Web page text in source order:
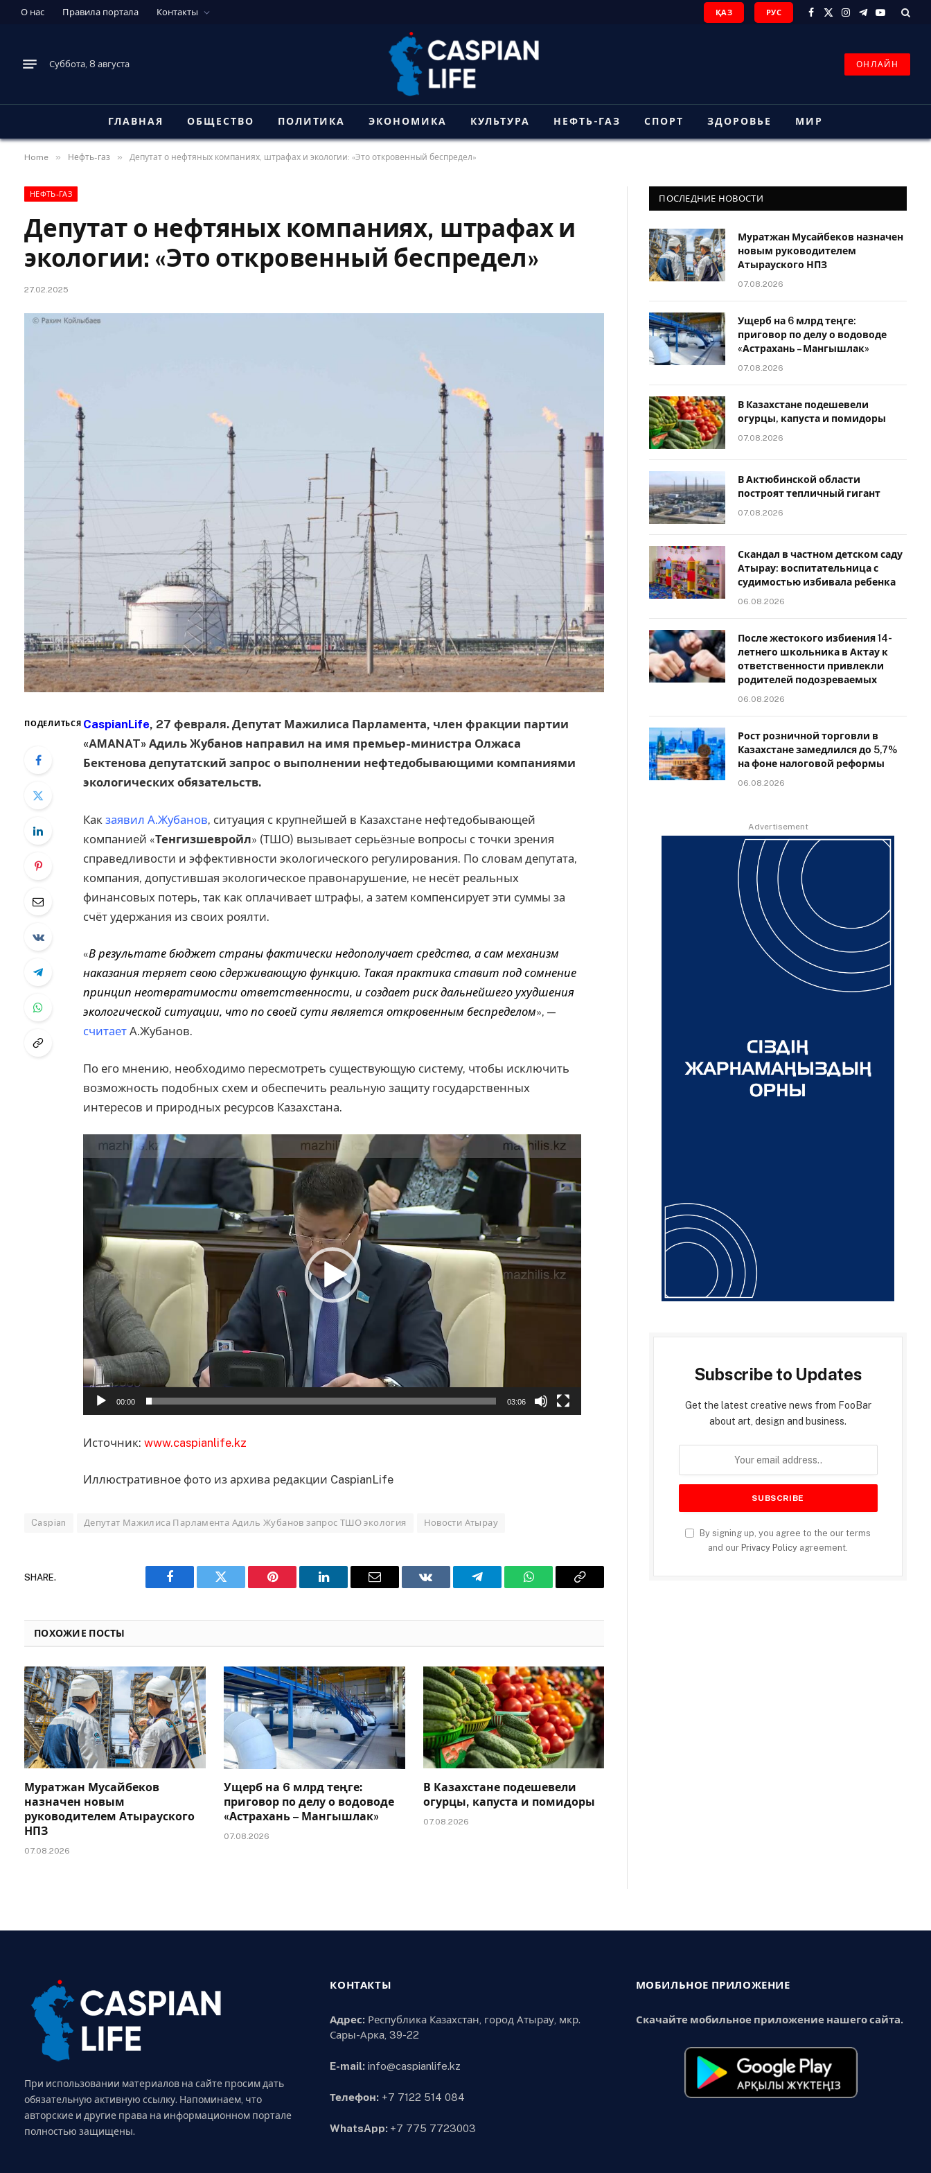
О нас Правила портала Контакты ҚАЗ РУС
Facebook
X
Instagram
Telegram
YouTube
Суббота, 8 августа ОНЛАЙН
ГЛАВНАЯ ОБЩЕСТВО ПОЛИТИКА ЭКОНОМИКА КУЛЬТУРА НЕФТЬ-ГАЗ СПОРТ ЗДОРОВЬЕ МИР
Home » Нефть-газ » Депутат о нефтяных компаниях, штрафах и экологии: «Это откровенный беспредел»
НЕФТЬ-ГАЗ
Депутат о нефтяных компаниях, штрафах и
экологии: «Это откровенный беспредел»
27.02.2025
ПОДЕЛИТЬСЯ CaspianLife, 27 февраля. Депутат Мажилиса Парламента, член фракции партии
«AMANAT» Адиль Жубанов направил на имя премьер-министра Олжаса
Бектенова депутатский запрос о выполнении нефтедобывающими компаниями
экологических обязательств.
Как заявил А.Жубанов, ситуация с крупнейшей в Казахстане нефтедобывающей
компанией «Тенгизшевройл» (ТШО) вызывает серьёзные вопросы с точки зрения
справедливости и эффективности экологического регулирования. По словам депутата,
компания, допустившая экологическое правонарушение, не несёт реальных
финансовых потерь, так как оплачивает штрафы, а затем компенсирует эти суммы за
счёт удержания из своих роялти.
«В результате бюджет страны фактически недополучает средства, а сам механизм
наказания теряет свою сдерживающую функцию. Такая практика ставит под сомнение
принцип неотвратимости ответственности, и создает риск дальнейшего ухудшения
экологической ситуации, что по своей сути является откровенным беспределом», —
считаетА.Жубанов.
По его мнению, необходимо пересмотреть существующую систему, чтобы исключить
возможность подобных схем и обеспечить реальную защиту государственных
интересов и природных ресурсов Казахстана.
Видеоплеер
00:00 03:06
Источник: www.caspianlife.kz
Иллюстративное фото из архива редакции CaspianLife
Caspian Депутат Мажилиса Парламента Адиль Жубанов запрос ТШО экология Новости Атырау
SHARE.
Facebook Twitter Pinterest LinkedIn Email VKontakteTelegram WhatsAppCopy
ПОХОЖИЕ ПОСТЫ
Муратжан Мусайбеков
назначен новым
руководителем Атырауского
НПЗ
07.08.2026
Ущерб на 6 млрд теңге:
приговор по делу о водоводе
«Астрахань – Мангышлак»
07.08.2026
В Казахстане подешевели
огурцы, капуста и помидоры
07.08.2026
ПОСЛЕДНИЕ НОВОСТИ
Муратжан Мусайбеков назначен
новым руководителем
Атырауского НПЗ
07.08.2026
Ущерб на 6 млрд теңге:
приговор по делу о водоводе
«Астрахань – Мангышлак»
07.08.2026
В Казахстане подешевели
огурцы, капуста и помидоры
07.08.2026
В Актюбинской области
построят тепличный гигант
07.08.2026
Скандал в частном детском саду
Атырау: воспитательница с
судимостью избивала ребенка
06.08.2026
После жестокого избиения 14-
летнего школьника в Актау к
ответственности привлекли
родителей подозреваемых
06.08.2026
Рост розничной торговли в
Казахстане замедлился до 5,7%
на фоне налоговой реформы
06.08.2026
Advertisement
Subscribe to Updates
Get the latest creative news from FooBar
about art, design and business.
By signing up, you agree to the our terms
and our Privacy Policy agreement.
При использовании материалов на сайте просим дать
обязательную активную ссылку. Напоминаем, что
авторские и другие права на информационном портале
полностью защищены.
КОНТАКТЫ
Адрес: Республика Казахстан, город Атырау, мкр.
Сары-Арка, 39-22
E-mail: info@caspianlife.kz
Телефон: +7 7122 514 084
WhatsApp: +7 775 7723003
МОБИЛЬНОЕ ПРИЛОЖЕНИЕ
Скачайте мобильное приложение нашего сайта.